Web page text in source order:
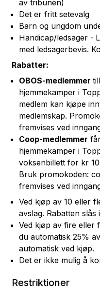
av tribunen)
Det er fritt setevalg
Barn og ungdom
Handicap/ledsager -
med ledsagerbevis.
Rabatter:
OBOS-medlemmer
hjemmekamper i
medlem kan kjøpe
medlemskap.
fremvises ved
Coop-medlemmer
hjemmekamper i
voksenbillett for kr
Bruk promokoden:
fremvises ved
Ved kjøp av 10 eller
avslag. Rabatten
Ved kjøp av fire eller
du automatisk 25%
automatisk ved kjøp.
Det er ikke mulig å
Restriktioner